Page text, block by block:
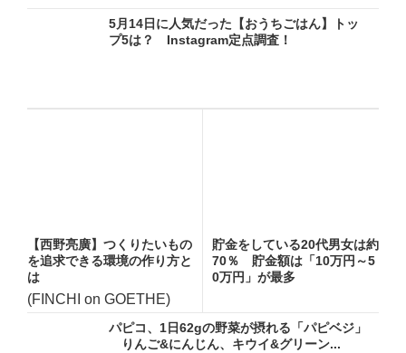
5月14日に人気だった【おうちごはん】トッ
プ5は？ Instagram定点調査！
【西野亮廣】つくりたいもの
を追求できる環境の作り方と
は
(FINCHI on GOETHE)
貯金をしている20代男女は約
70％ 貯金額は「10万円～5
0万円」が最多
パピコ、1日62gの野菜が摂れる「パピベジ」
りんご&にんじん、キウイ&グリーン...